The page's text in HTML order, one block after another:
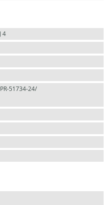
4
51734-24/